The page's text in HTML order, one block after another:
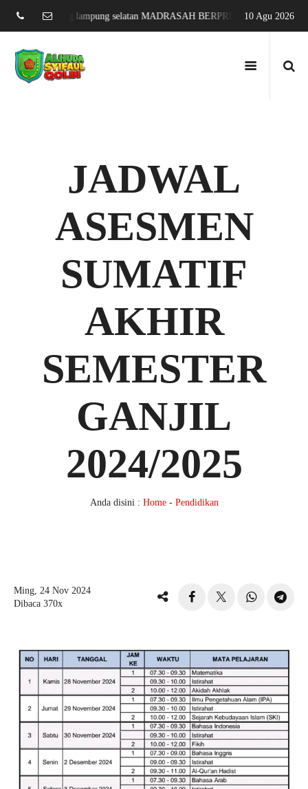
jati agung lampung selatan MADRASAH BERPRESTASI DAN10 Agu 2026
JADWAL
ASESMEN
SUMATIF
AKHIR
SEMESTER
GANJIL
2024/2025
Anda disini : Home- Pendidikan
Ming, 24 Nov 2024
Dibaca 370x